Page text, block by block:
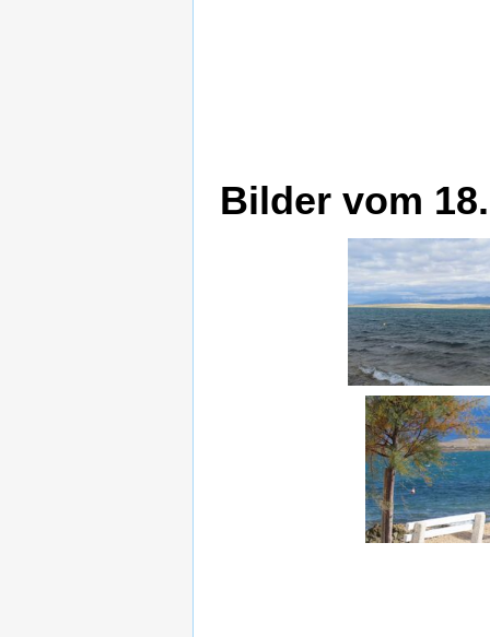
Bilder vom